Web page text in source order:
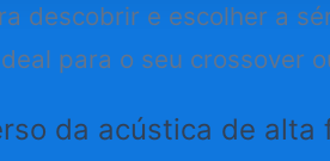
descobrir e escolher a
para o seu crossover
da acústica de